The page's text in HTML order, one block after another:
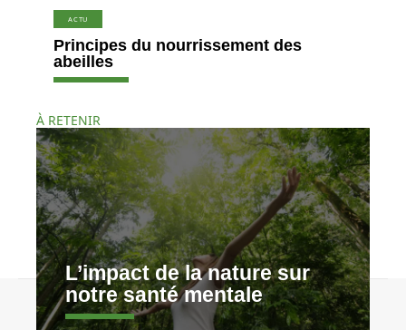
ACTU
Principes du nourrissement des
abeilles
À RETENIR
L’impact de la nature sur
notre santé mentale
Contact Mentions légales Sitemap